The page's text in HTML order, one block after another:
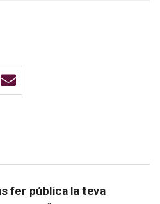
fer pública la teva